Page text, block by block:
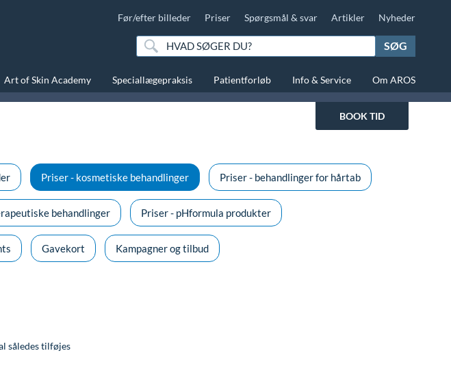
Før/efter billeder Priser Spørgsmål & svar Artikler Nyheder
SØG
Art of Skin Academy Speciallægepraksis Patientforløb Info & Service Om AROS
BOOK TID
Priser - kosmetiske behandlinger Priser - behandlinger for hårtab
behandlinger Priser - pHformula produkter
Gavekort Kampagner og tilbud
således tilføjes